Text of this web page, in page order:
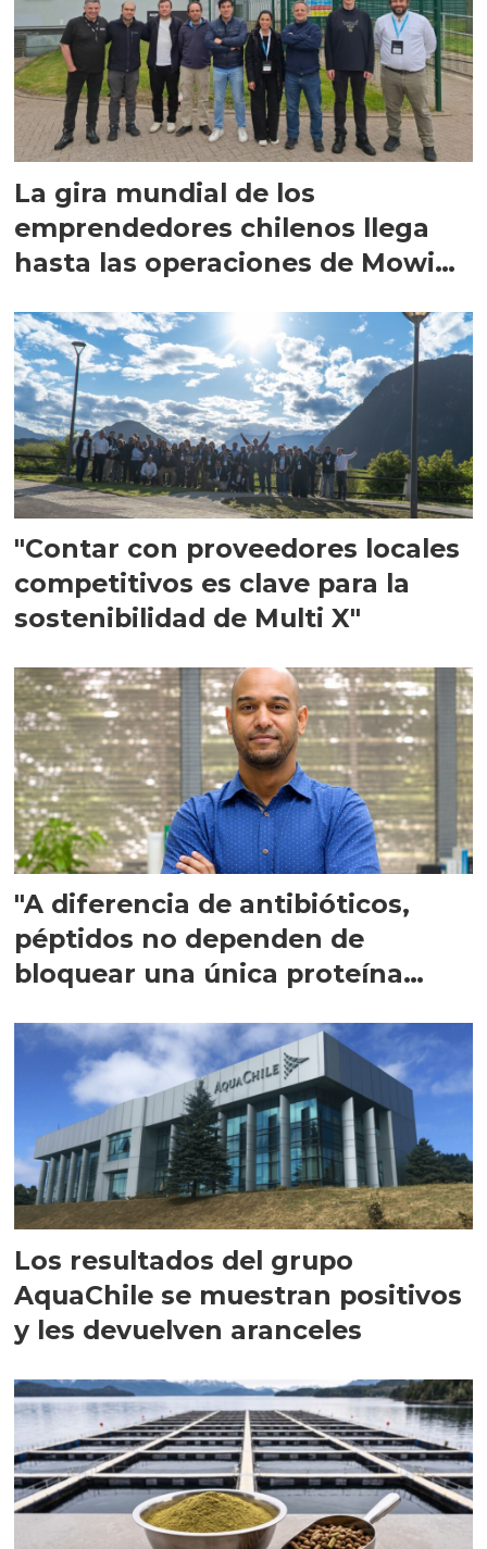
La gira mundial de los
emprendedores chilenos llega
hasta las operaciones de Mowi
"Contar con proveedores locales
competitivos es clave para la
sostenibilidad de Multi X"
"A diferencia de antibióticos,
péptidos no dependen de
bloquear una única proteína
Los resultados del grupo
AquaChile se muestran positivos
y les devuelven aranceles